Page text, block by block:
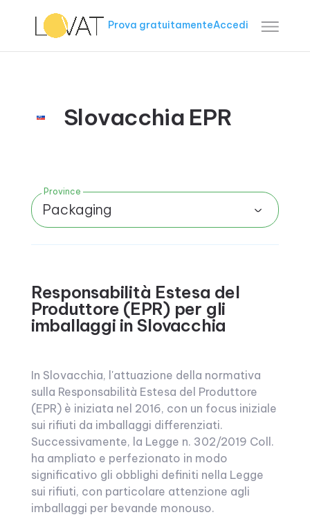
Prova gratuitamenteAccedi
Slovacchia EPR
Province
Packaging
Responsabilità Estesa del
Produttore (EPR) per gli
imballaggi in Slovacchia
In Slovacchia, l'attuazione della normativa
sulla Responsabilità Estesa del Produttore
(EPR) è iniziata nel 2016, con un focus iniziale
sui rifiuti da imballaggi differenziati.
Successivamente, la Legge n. 302/2019 Coll.
ha ampliato e perfezionato in modo
significativo gli obblighi definiti nella Legge
sui rifiuti, con particolare attenzione agli
imballaggi per bevande monouso.